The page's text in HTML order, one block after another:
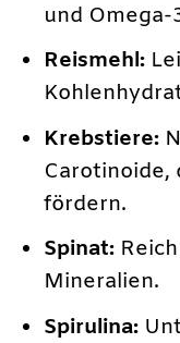
und
Reismehl:
Krebstiere:
Carotinoide,
fördern.
Spinat:
Mineralien.
Spirulina: